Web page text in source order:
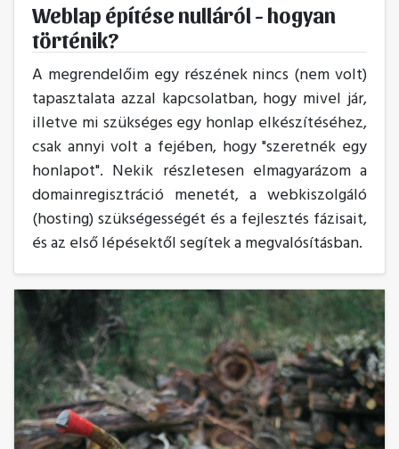
Weblap építése nulláról - hogyan
történik?
A megrendelőim egy részének nincs (nem volt)
tapasztalata azzal kapcsolatban, hogy mivel jár,
illetve mi szükséges egy honlap elkészítéséhez,
csak annyi volt a fejében, hogy "szeretnék egy
honlapot". Nekik részletesen elmagyarázom a
domainregisztráció menetét, a webkiszolgáló
(hosting) szükségességét és a fejlesztés fázisait,
és az első lépésektől segítek a megvalósításban.